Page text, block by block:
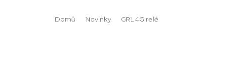
Domů Novinky GRL 4G relé